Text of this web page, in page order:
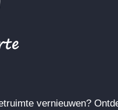
vernieuwen?